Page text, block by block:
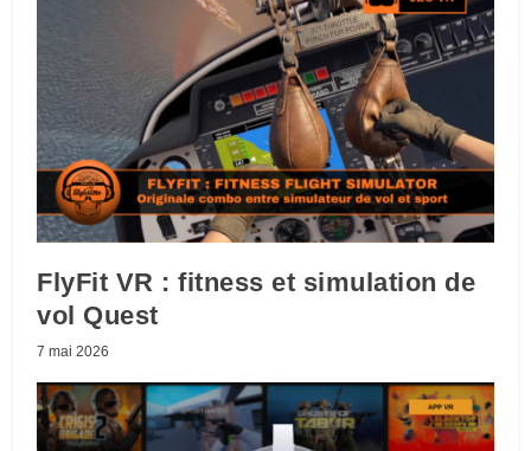
FlyFit VR : fitness et simulation de
vol Quest
7 mai 2026